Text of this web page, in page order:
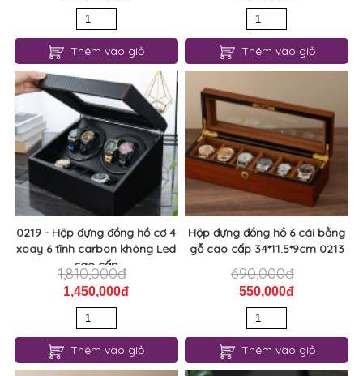
Thêm vào giỏ Thêm vào giỏ
0219 - Hộp đựng đồng hồ cơ 4
xoay 6 tĩnh carbon không Led
cao cấp
1,810,000đ
1,450,000đ
Thêm vào giỏ
Hộp đựng đồng hồ 6 cái bằng
gỗ cao cấp 34*11.5*9cm 0213
690,000đ
550,000đ
Thêm vào giỏ